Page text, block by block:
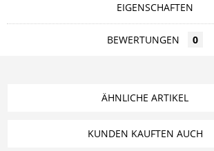
EIGENSCHAFTEN
BEWERTUNGEN 0
ÄHNLICHE ARTIKEL
KUNDEN KAUFTEN AUCH